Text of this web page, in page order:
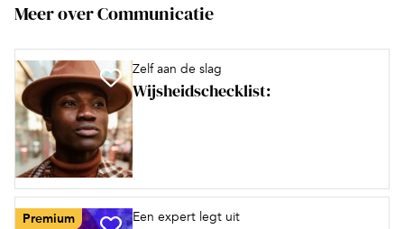
Meer over Communicatie
Zelf aan de slag
Wijsheidschecklist:
Premium Een expert legt uit